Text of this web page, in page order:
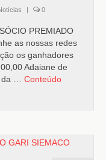
0
PREMIADO
as nossas redes
os ganhadores
Adaiane de
da … Conteúdo